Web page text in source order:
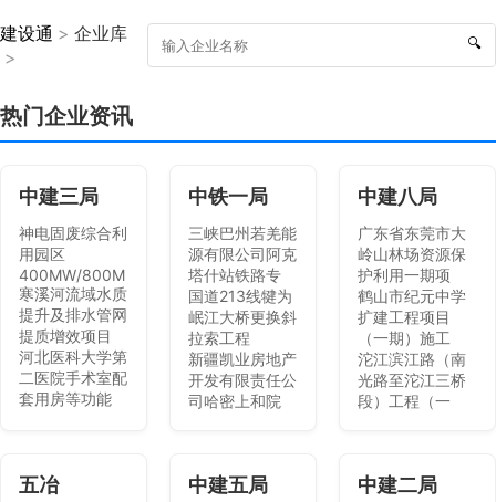
建设通 > 企业库
>
🔍
热门企业资讯
中建三局
神电固废综合利
用园区
400MW/800M
寒溪河流域水质
提升及排水管网
提质增效项目
河北医科大学第
二医院手术室配
套用房等功能
中铁一局
三峡巴州若羌能
源有限公司阿克
塔什站铁路专
国道213线犍为
岷江大桥更换斜
拉索工程
新疆凯业房地产
开发有限责任公
司哈密上和院
中建八局
广东省东莞市大
岭山林场资源保
护利用一期项
鹤山市纪元中学
扩建工程项目
（一期）施工
沱江滨江路（南
光路至沱江三桥
段）工程（一
五冶 中建五局 中建二局